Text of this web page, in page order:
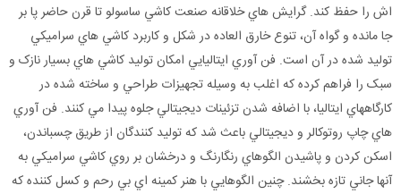
اش را حفظ کند. گرايش هاي خلاقانه صنعت کاشي ساسولو تا قرن حاضر پا بر
جا مانده و گواه آن، تنوع خارق العاده در شکل و کاربرد کاشي هاي سراميکي
توليد شده در آن است. فن آوري ايتاليايي امکان توليد کاشي هاي بسيار نازک و
سبک را فراهم کرده که اغلب به وسيله تجهيزات طراحي و ساخته شده در
کارگاههاي ايتاليا، با اضافه شدن تزئينات ديجيتالي جلوه پيدا مي کنند. فن آوري
هاي چاپ روتوکالر و ديجيتالي باعث شد که توليد کنندگان از طريق چسباندن،
اسکن کردن و پاشيدن الگوهاي رنگارنگ و درخشان بر روي کاشي سراميکي به
آنها جاني تازه بخشند. چنين الگوهايي با هنر کمينه اي بي رحم و کسل کننده که